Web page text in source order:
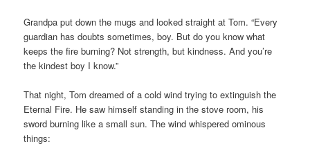
Grandpa put down the mugs and looked straight at Tom. “Every
guardian has doubts sometimes, boy. But do you know what
keeps the fire burning? Not strength, but kindness. And you’re
the kindest boy I know.”
That night, Tom dreamed of a cold wind trying to extinguish the
Eternal Fire. He saw himself standing in the stove room, his
sword burning like a small sun. The wind whispered ominous
things: